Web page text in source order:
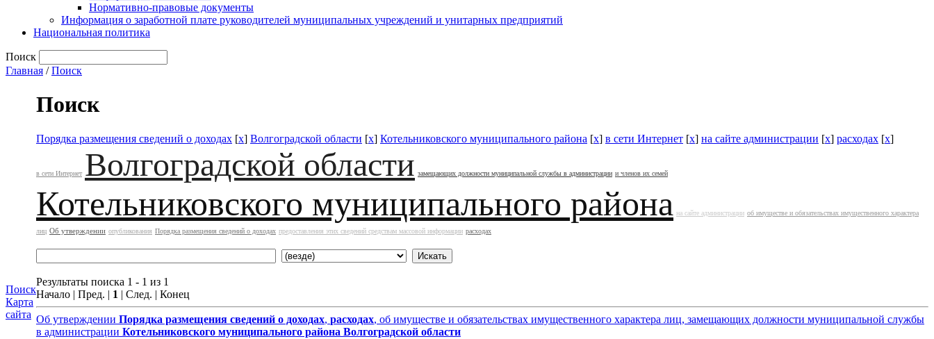
Нормативно-правовые документы
Информация о заработной плате руководителей муниципальных учреждений и унитарных предприятий
Национальная политика
Поиск
Главная /Поиск
Поиск
Карта
сайта
Поиск
Порядка размещения сведений о доходах [x] Волгоградской области [x] Котельниковского муниципального района [x] в сети Интернет [x] на сайте администрации [x] расходах [x]
в сети Интернет Волгоградской области замещающих должности муниципальной службы в администрации и членов их семей
Котельниковского муниципального района на сайте администрации об имуществе и обязательствах имущественного характера
лиц Об утверждении опубликования Порядка размещения сведений о доходах предоставления этих сведений средствам массовой информации расходах
Результаты поиска 1 - 1 из 1
Начало | Пред. | 1 | След. | Конец
Об утверждении Порядка размещения сведений о доходах, расходах, об имуществе и обязательствах имущественного характера лиц, замещающих должности муниципальной службы
в администрации Котельниковского муниципального района Волгоградской области